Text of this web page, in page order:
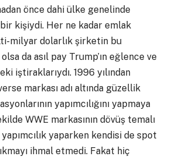
önce dahi ülke genelinde
bir kişiydi. Her ne kadar emlak
milyar dolarlık şirketin bu
olsa da asıl pay Trump’ın eğlence ve
iştiraklarıydı. 1996 yılından
markası adı altında güzellik
yapımcılığını yapmaya
WWE markasının dövüş temalı
yaparken kendisi de spot
ihmal etmedi. Fakat hiç